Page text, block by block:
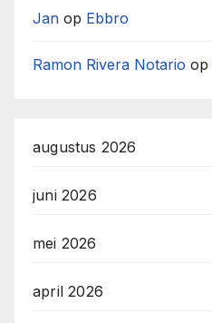
Jan op Ebbro
Ramon Rivera Notario op
augustus 2026
juni 2026
mei 2026
april 2026